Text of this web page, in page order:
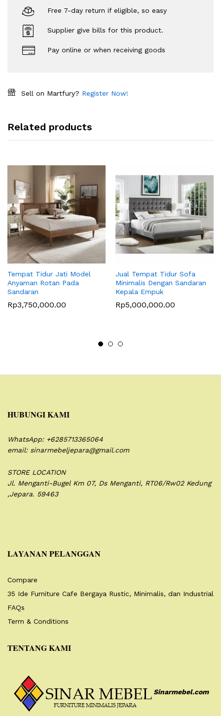
Free 7-day return if eligible, so easy
Supplier give bills for this product.
Pay online or when receiving goods
Sell on Martfury? Register Now!
Related products
Tempat Tidur Jati Model
Anyaman Rotan Pada
Sandaran
Rp3,750,000.00
Jual Tempat Tidur Sofa
Minimalis Dengan Sandaran
Kepala Empuk
Rp5,000,000.00
HUBUNGI KAMI
WhatsApp: +6285713365064
email: sinarmebeljepara@gmail.com
STORE LOCATION
Jl. Menganti-Bugel Km 07, Ds Menganti, RT06/Rw02 Kedung
,Jepara. 59463
LAYANAN PELANGGAN
Compare
35 Ide Furniture Cafe Bergaya Rustic, Minimalis, dan Industrial
FAQs
Term & Conditions
TENTANG KAMI
Sinarmebel.com